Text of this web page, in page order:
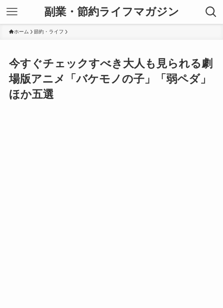
副業・節約ライフマガジン
ホーム 節約・ライフ
今すぐチェックすべき大人も見られる劇
場版アニメ「バケモノの子」「弱ペダ」
ほか五選